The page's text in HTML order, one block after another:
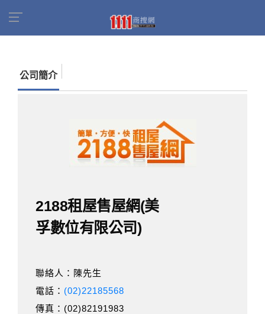
數位有限公司)
公司簡介
2188租屋售屋網(美
孚數位有限公司)
聯絡人：陳先生
電話： (02)22185568
傳真：(02)82191983